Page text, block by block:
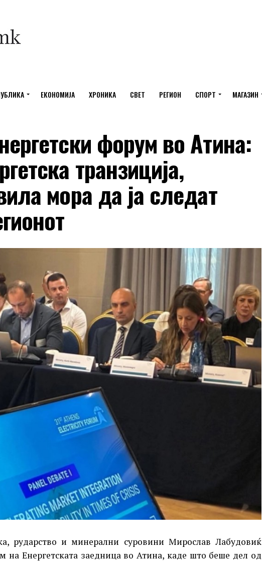
ЕКОНОМИЈА ХРОНИКА СВЕТ РЕГИОН СПОРТ МАГАЗИН
форум во Атина:
транзиција,
мора да ја следат
рударство и минерални суровини Мирослав Лабудовиќ
на Енергетската заедница во Атина, каде што беше дел од